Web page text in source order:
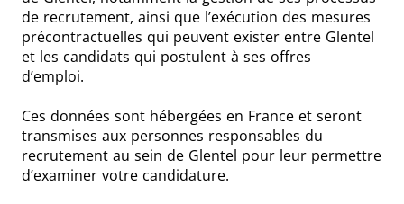
de recrutement, ainsi que l’exécution des mesures
précontractuelles qui peuvent exister entre Glentel
et les candidats qui postulent à ses offres
d’emploi.
Ces données sont hébergées en France et seront
transmises aux personnes responsables du
recrutement au sein de Glentel pour leur permettre
d’examiner votre candidature.